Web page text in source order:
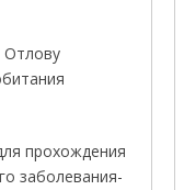
Отлову
прохождения
заболевания-